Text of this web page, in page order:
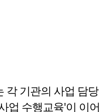
각 기관의 사업 담당
업 수행교육'이 이어